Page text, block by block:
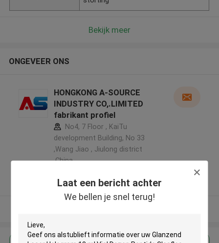
Laat een bericht achter
We bellen je snel terug!
Bekijk meer
ONGEVEER ONS
HONGKONG A-SOURCE
INDUSTRY CO,.LIMITED
fabrikant profiel
No4, 7 Floor , KaiTu
development Building, No 33
,Wang Jiao , Jiulong district
,China
Geverifieerde Leverancier